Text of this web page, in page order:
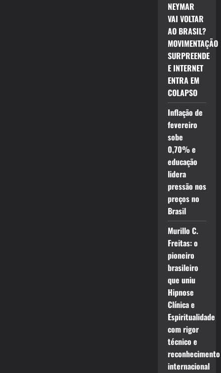
NEYMAR
VAI VOLTAR
AO BRASIL?
MOVIMENTAÇÃO
SURPREENDE
E INTERNET
ENTRA EM
COLAPSO
Inflação de
fevereiro
sobe
0,70% e
educação
lidera
pressão nos
preços no
Brasil
Murillo C.
Freitas: o
pioneiro
brasileiro
que uniu
Hipnose
Clínica e
Espiritualidade
com rigor
técnico e
reconhecimento
internacional